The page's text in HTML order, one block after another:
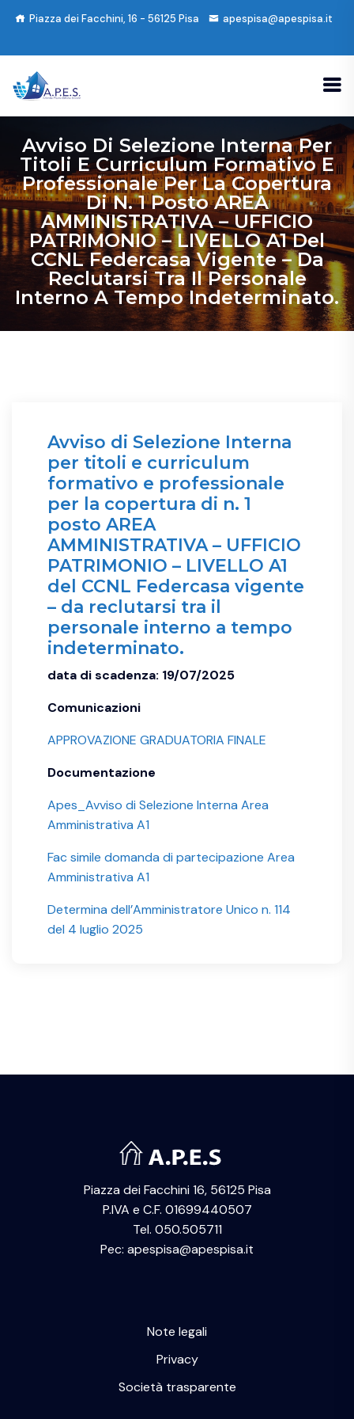
Piazza dei Facchini, 16 - 56125 Pisa apespisa@apespisa.it
Avviso Di Selezione Interna Per
Titoli E Curriculum Formativo E
Professionale Per La Copertura
Di N. 1 Posto AREA
AMMINISTRATIVA – UFFICIO
PATRIMONIO – LIVELLO A1 Del
CCNL Federcasa Vigente – Da
Reclutarsi Tra Il Personale
Interno A Tempo Indeterminato.
Avviso di Selezione Interna
per titoli e curriculum
formativo e professionale
per la copertura di n. 1
posto AREA
AMMINISTRATIVA – UFFICIO
PATRIMONIO – LIVELLO A1
del CCNL Federcasa vigente
– da reclutarsi tra il
personale interno a tempo
indeterminato.
data di scadenza: 19/07/2025
Comunicazioni
APPROVAZIONE GRADUATORIA FINALE
Documentazione
Apes_Avviso di Selezione Interna Area
Amministrativa A1
Fac simile domanda di partecipazione Area
Amministrativa A1
Determina dell’Amministratore Unico n. 114
del 4 luglio 2025
Piazza dei Facchini 16, 56125 Pisa
P.IVA e C.F. 01699440507
Tel. 050.505711
Pec: apespisa@apespisa.it
Note legali
Privacy
Società trasparente